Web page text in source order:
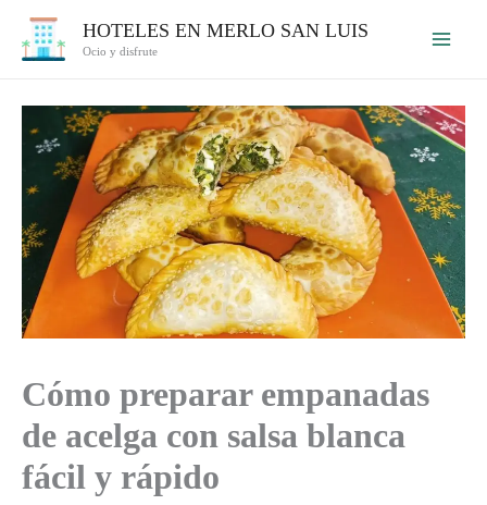
HOTELES EN MERLO SAN LUIS
Ocio y disfrute
Cómo preparar empanadas
de acelga con salsa blanca
fácil y rápido